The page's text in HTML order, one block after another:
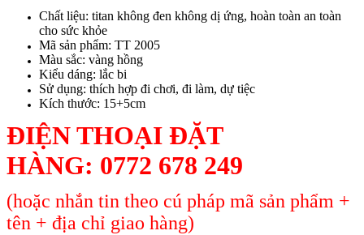
Chất liệu: titan không đen không dị ứng, hoàn toàn an toàn
cho sức khỏe
Mã sản phẩm: TT 2005
Màu sắc: vàng hồng
Kiểu dáng: lắc bi
Sử dụng: thích hợp đi chơi, đi làm, dự tiệc
Kích thước: 15+5cm
ĐIỆN THOẠI ĐẶT
HÀNG: 0772 678 249
(hoặc nhắn tin theo cú pháp mã sản phẩm +
tên + địa chỉ giao hàng)